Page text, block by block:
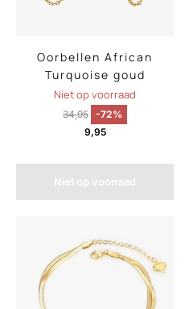
Oorbellen African
Turquoise goud
Niet op voorraad
34,95 -72%
9,95
Niet op voorraad